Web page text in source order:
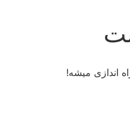
اندازی میشه!